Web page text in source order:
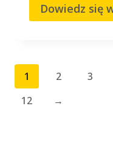
Dowiedz się
1 2 3
12
→